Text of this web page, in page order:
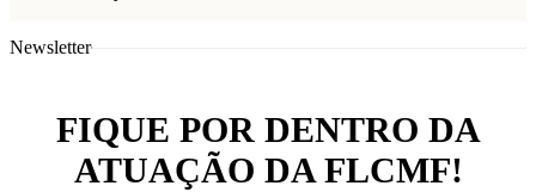
Newsletter
FIQUE POR DENTRO DA
ATUAÇÃO DA FLCMF!